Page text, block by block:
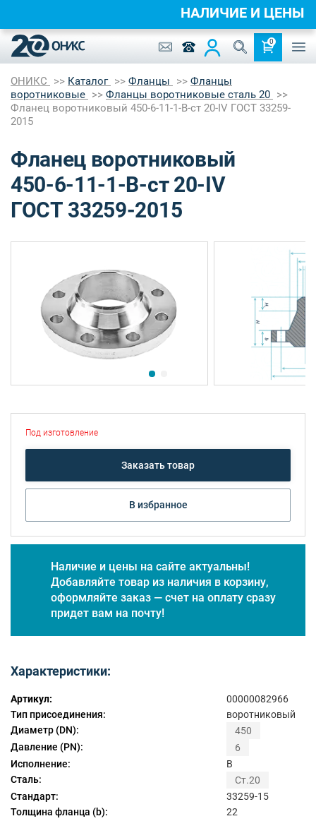
0
ОНИКС Каталог Фланцы
Фланцы
воротниковые
Фланцы воротниковые сталь 20
Фланец воротниковый 450-6-11-1-B-ст 20-IV ГОСТ 33259-
2015
Фланец воротниковый
450-6-11-1-B-ст 20-IV
ГОСТ 33259-2015
Под изготовление
Заказать товар
В избранное
Наличие и цены на сайте актуальны!
Добавляйте товар из наличия в корзину,
оформляйте заказ — счет на оплату сразу
придет вам на почту!
Характеристики:
Артикул:
00000082966
Тип присоединения:
воротниковый
Диаметр (DN):
450
Давление (PN):
6
Исполнение:
B
Сталь:
Ст.20
Стандарт:
33259-15
Толщина фланца (b):
22
НАЛИЧИЕ И